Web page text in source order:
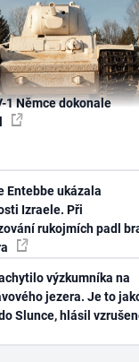
1 Němce dokonale
Entebbe ukázala
Izraele. Při
rukojmích padl
výzkumníka na
jezera. Je to
Slunce, hlásil